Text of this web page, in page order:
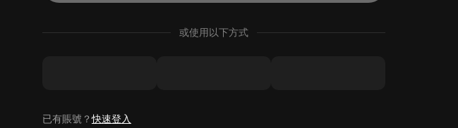
或使用以下方式
已有賬號？快速登入